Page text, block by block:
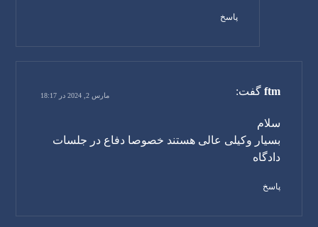
پاسخ
ftm گفت: مارس 2, 2024 در 18:17
سلام
بسیار وکیلی عالی هستند خصوصا دفاع در جلسات
دادگاه
پاسخ